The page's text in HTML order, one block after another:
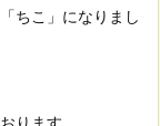
ちこ」になりまし
ります。